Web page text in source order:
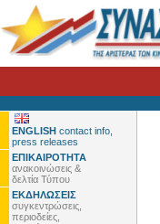
ENGLISH contact info,
press releases
ΕΠΙΚΑΙΡΟΤΗΤΑ
ανακοινώσεις &
δελτία Τύπου
ΕΚΔΗΛΩΣΕΙΣ
συγκεντρώσεις,
περιοδείες,